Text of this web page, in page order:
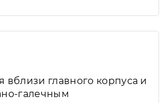
вблизи главного корпуса и
галечным